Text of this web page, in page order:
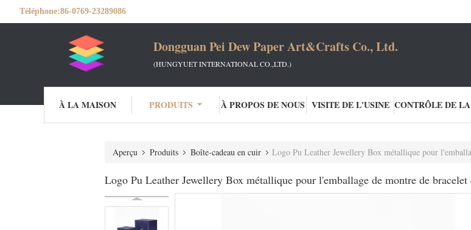
Téléphone:86-0769-23289086
Dongguan Pei Dew Paper Art&Crafts Co., Ltd.
(HUNGYUET INTERNATIONAL CO.,LTD.)
À LA MAISON PRODUITS À PROPOS DE NOUS VISITE DE L'USINE
Aperçu Produits Boîte-cadeau en cuir Logo Pu Leather Jewellery Box métallique pour
Logo Pu Leather Jewellery Box métallique pour l'emballage de montre de bracelet